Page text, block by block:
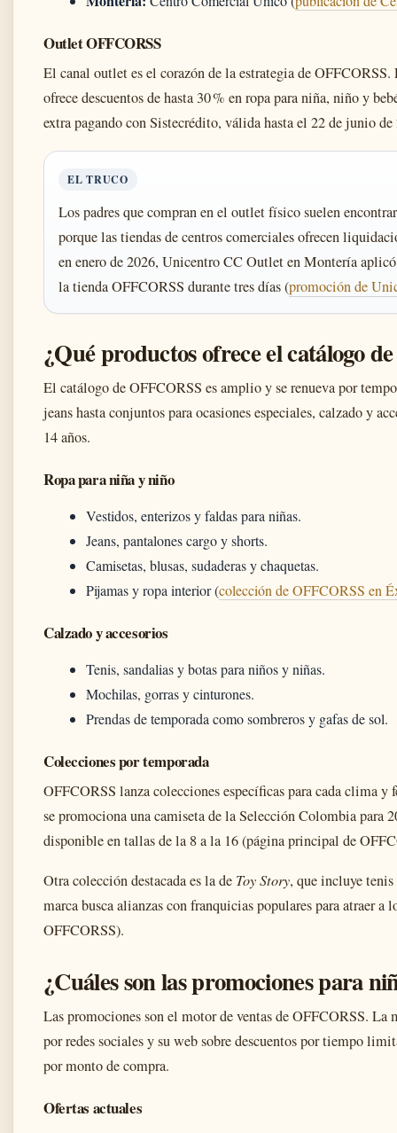
Outlet OFFCORSS
El canal outlet es el corazón de la estrategia de
ofrece descuentos de hasta 30 % en ropa para niña, niño y
extra pagando con Sistecrédito, válida hasta el 22 de junio
EL TRUCO
Los padres que compran en el outlet físico suelen
porque las tiendas de centros comerciales ofrecen
en enero de 2026, Unicentro CC Outlet en Montería
la tienda OFFCORSS durante tres días (promoción de
¿Qué productos ofrece el catálogo
El catálogo de OFFCORSS es amplio y se renueva por
jeans hasta conjuntos para ocasiones especiales, calzado y
14 años.
Ropa para niña y niño
Vestidos, enterizos y faldas para niñas.
Jeans, pantalones cargo y shorts.
Camisetas, blusas, sudaderas y chaquetas.
Pijamas y ropa interior (colección de OFFCORSS en
Calzado y accesorios
Tenis, sandalias y botas para niños y niñas.
Mochilas, gorras y cinturones.
Prendas de temporada como sombreros y gafas de sol.
Colecciones por temporada
OFFCORSS lanza colecciones específicas para cada clima
se promociona una camiseta de la Selección Colombia para
disponible en tallas de la 8 a la 16 (página principal de
Otra colección destacada es la de Toy Story, que incluye
marca busca alianzas con franquicias populares para atraer a
OFFCORSS).
¿Cuáles son las promociones para
Las promociones son el motor de ventas de OFFCORSS. La
por redes sociales y su web sobre descuentos por tiempo
por monto de compra.
Ofertas actuales